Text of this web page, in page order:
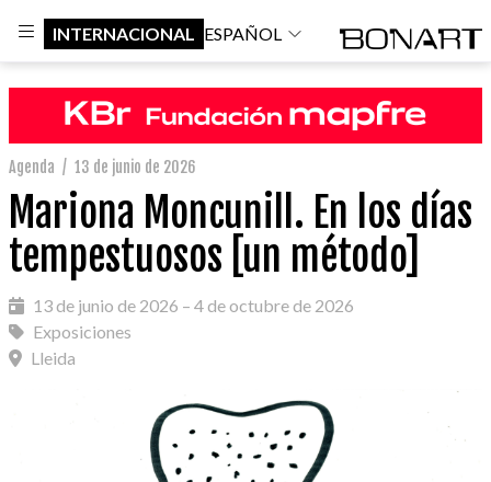
INTERNACIONAL ESPAÑOL
Agenda / 13 de junio de 2026
Mariona Moncunill. En los días
tempestuosos [un método]
13 de junio de 2026 – 4 de octubre de 2026
Exposiciones
Lleida